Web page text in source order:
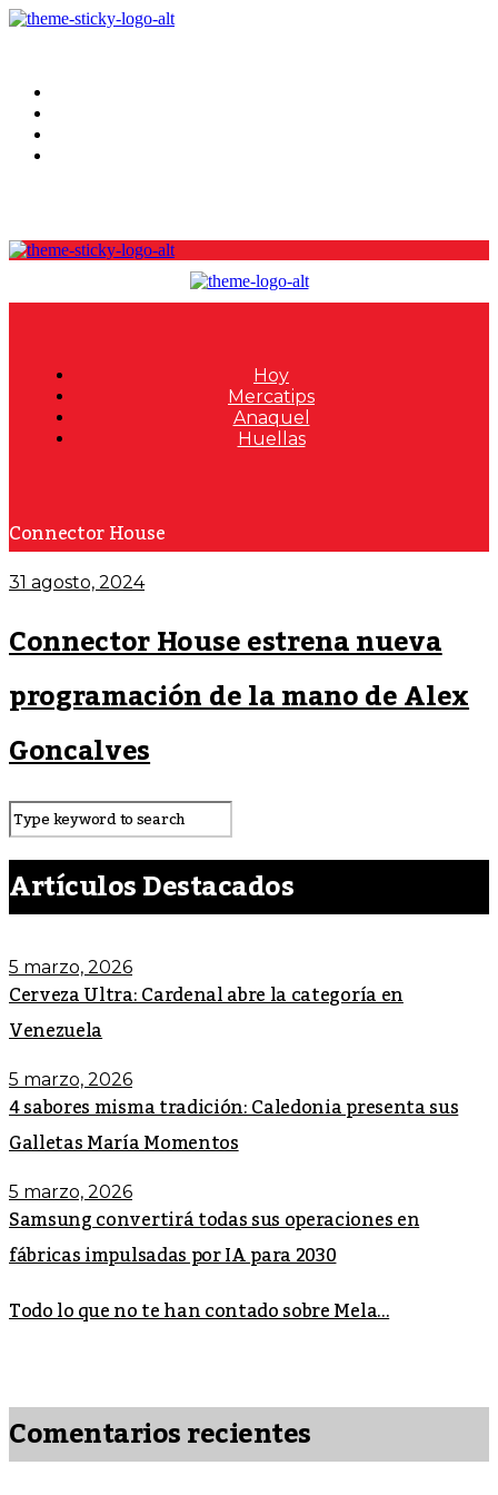
Hoy
Mercatips
Anaquel
Huellas
Connector House
31 agosto, 2024
Connector House estrena nueva
programación de la mano de Alex
Goncalves
Artículos Destacados
5 marzo, 2026
Cerveza Ultra: Cardenal abre la categoría en
Venezuela
5 marzo, 2026
4 sabores misma tradición: Caledonia presenta sus
Galletas María Momentos
5 marzo, 2026
Samsung convertirá todas sus operaciones en
fábricas impulsadas por IA para 2030
Todo lo que no te han contado sobre Mela...
Comentarios recientes